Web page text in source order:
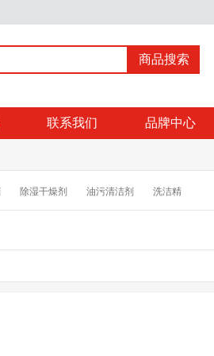
商品搜索
联系我们 品牌中心
除湿干燥剂 油污清洁剂 洗洁精